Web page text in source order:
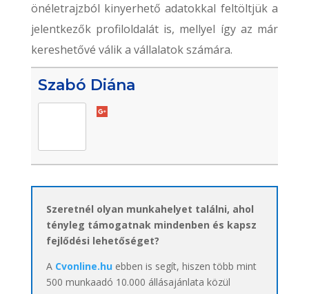
önéletrajzból kinyerhető adatokkal feltöltjük a
jelentkezők profiloldalát is, mellyel így az már
kereshetővé válik a vállalatok számára.
Szabó Diána
Szeretnél olyan munkahelyet találni, ahol
tényleg támogatnak mindenben és kapsz
fejlődési lehetőséget?
A Cvonline.huebben is segít, hiszen több mint
500 munkaadó 10.000 állásajánlata közül